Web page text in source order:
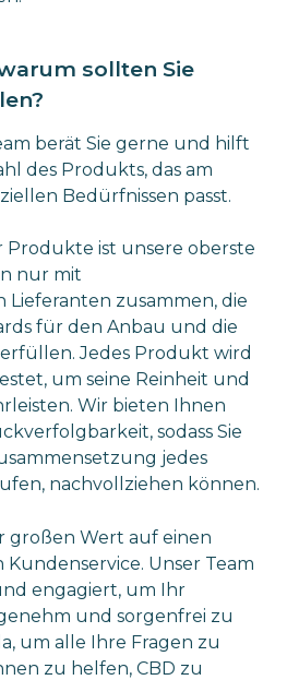
sollten Sie
berät Sie gerne und hilft
des Produkts, das am
Bedürfnissen passt.
Produkte ist unsere oberste
nur mit
zusammen, die
für den Anbau und die
Jedes Produkt wird
um seine Reinheit und
Wir bieten Ihnen
sodass Sie
jedes
nachvollziehen können.
großen Wert auf einen
Unser Team
engagiert, um Ihr
und sorgenfrei zu
um alle Ihre Fragen zu
zu helfen, CBD zu